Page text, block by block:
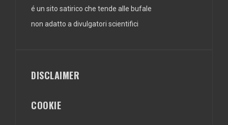
é un sito satirico che tende alle bufale
non adatto a divulgatori scientifici
DISCLAIMER
COOKIE